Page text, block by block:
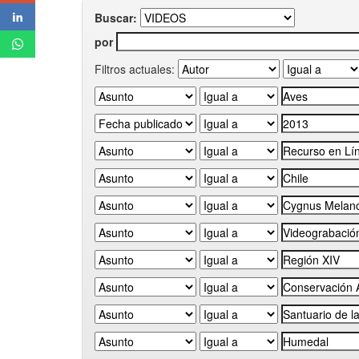
Buscar:
por
Filtros actuales: